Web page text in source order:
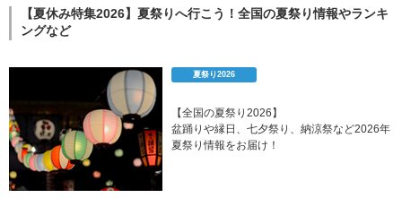
【夏休み特集2026】夏祭りへ行こう！全国の夏祭り情報やランキ
ングなど
夏祭り2026
【全国の夏祭り2026】
盆踊りや縁日、七夕祭り、納涼祭など2026年
夏祭り情報をお届け！